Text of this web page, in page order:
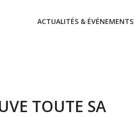
ACTUALITÉS & ÉVÉNEMENTS
TOUTE SA